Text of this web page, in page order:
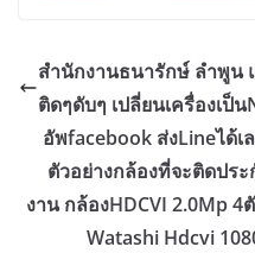
สำนักงานธนารักษ์ ลำพูน
ติดๆดับๆ เปลี่ยนเครื่องเป็
อัพfacebook ส่งLineได้
ตัวอย่างกล้องที่จะติดปร
งาน กล้องHDCVI 2.0Mp
Watashi Hdcvi